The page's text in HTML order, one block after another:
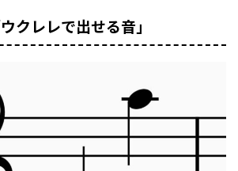
クレレで出せる音」